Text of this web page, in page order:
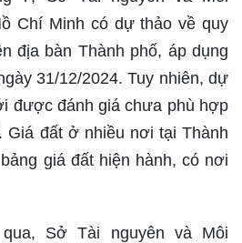
Chí Minh có dự thảo về quy
địa bàn Thành phố, áp dụng
31/12/2024. Tuy nhiên, dự
được đánh giá chưa phù hợp
đất ở nhiều nơi tại Thành
giá đất hiện hành, có nơi
Sở Tài nguyên và Môi